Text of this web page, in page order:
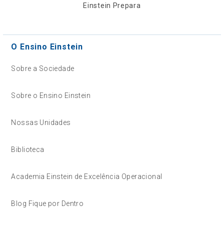
Einstein Prepara
O Ensino Einstein
Sobre a Sociedade
Sobre o Ensino Einstein
Nossas Unidades
Biblioteca
Academia Einstein de Excelência Operacional
Blog Fique por Dentro